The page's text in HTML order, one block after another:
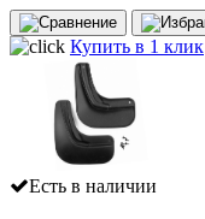
Купить в 1 клик
Есть в наличии